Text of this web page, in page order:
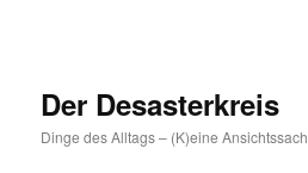
Der Desasterkreis
Dinge des Alltags – (K)eine